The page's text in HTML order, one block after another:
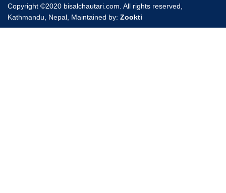
Copyright ©2020 bisalchautari.com. All rights reserved,
Kathmandu, Nepal, Maintained by: Zookti